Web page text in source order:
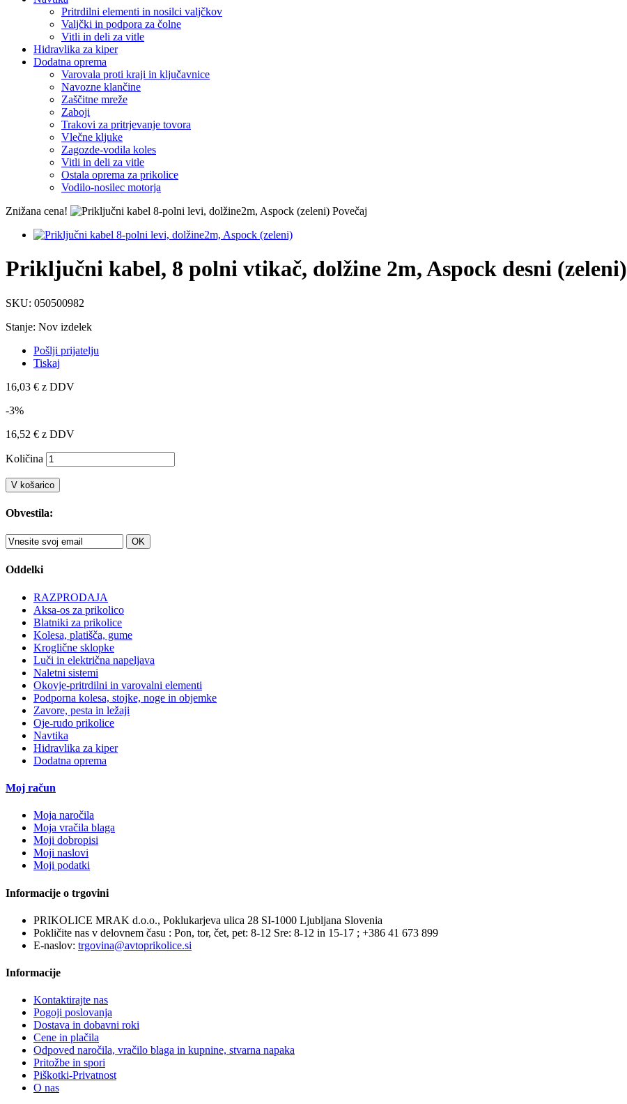
Pritrdilni elementi in nosilci valjčkov
Valjčki in podpora za čolne
Vitli in deli za vitle
Hidravlika za kiper
Dodatna oprema
Varovala proti kraji in ključavnice
Navozne klančine
Zaščitne mreže
Zaboji
Trakovi za pritrjevanje tovora
Vlečne kljuke
Zagozde-vodila koles
Vitli in deli za vitle
Ostala oprema za prikolice
Vodilo-nosilec motorja
Znižana cena!
Povečaj
Priključni kabel, 8 polni vtikač, dolžine 2m, Aspock desni (zeleni)
SKU: 050500982
Stanje: Nov izdelek
Pošlji prijatelju
Tiskaj
16,03 € z DDV
-3%
16,52 € z DDV
Količina
V košarico
Obvestila:
OK
Oddelki
RAZPRODAJA
Aksa-os za prikolico
Blatniki za prikolice
Kolesa, platišča, gume
Kroglične sklopke
Luči in električna napeljava
Naletni sistemi
Okovje-pritrdilni in varovalni elementi
Podporna kolesa, stojke, noge in objemke
Zavore, pesta in ležaji
Oje-rudo prikolice
Navtika
Hidravlika za kiper
Dodatna oprema
Moj račun
Moja naročila
Moja vračila blaga
Moji dobropisi
Moji naslovi
Moji podatki
Informacije o trgovini
PRIKOLICE MRAK d.o.o., Poklukarjeva ulica 28 SI-1000 Ljubljana Slovenia
Pokličite nas v delovnem času : Pon, tor, čet, pet: 8-12 Sre: 8-12 in 15-17 ; +386 41 673 899
E-naslov: trgovina@avtoprikolice.si
Informacije
Kontaktirajte nas
Pogoji poslovanja
Dostava in dobavni roki
Cene in plačila
Odpoved naročila, vračilo blaga in kupnine, stvarna napaka
Pritožbe in spori
Piškotki-Privatnost
O nas